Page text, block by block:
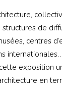
structures de
centres
exposition
en